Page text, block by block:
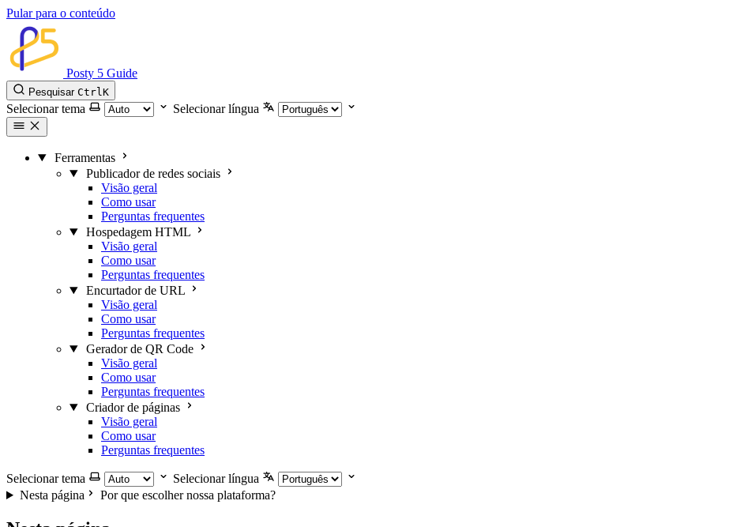
Pular para o conteúdo
Posty 5 Guide
Pesquisar CtrlK
Selecionar tema Selecionar língua
Ferramentas
Publicador de redes sociais
Visão geral
Como usar
Perguntas frequentes
Hospedagem HTML
Visão geral
Como usar
Perguntas frequentes
Encurtador de URL
Visão geral
Como usar
Perguntas frequentes
Gerador de QR Code
Visão geral
Como usar
Perguntas frequentes
Criador de páginas
Visão geral
Como usar
Perguntas frequentes
Selecionar tema
Selecionar língua
Nesta página
Por que escolher nossa plataforma?